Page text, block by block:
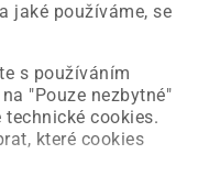
jaké používáme, se
s používáním
"Pouze nezbytné"
cookies.
které cookies
už ji opravujeme.
stránku.
strana